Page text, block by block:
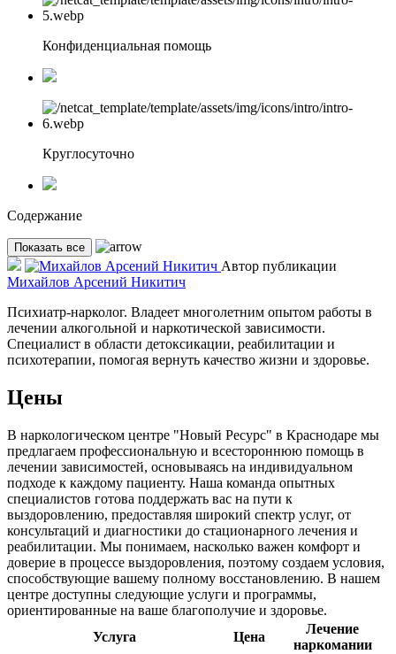
Конфиденциальная помощь
Круглосуточно
Содержание
Показать все
Автор публикации
Михайлов Арсений Никитич
Психиатр-нарколог. Владеет многолетним опытом работы в
лечении алкогольной и наркотической зависимости.
Специалист в области детоксикации, реабилитации и
психотерапии, помогая вернуть качество жизни и здоровье.
Цены
В наркологическом центре "Новый Ресурс" в Краснодаре мы
предлагаем профессиональную и всестороннюю помощь в
лечении зависимостей, основываясь на индивидуальном
подходе к каждому пациенту. Наша команда опытных
специалистов готова поддержать вас на пути к
выздоровлению, предоставляя широкий спектр услуг, от
консультаций и диагностики до стационарного лечения и
реабилитации. Мы понимаем, насколько важен комфорт и
доверие в процессе выздоровления, поэтому создаем условия,
способствующие вашему полному восстановлению. В нашем
центре доступны следующие услуги и программы,
ориентированные на ваше благополучие и здоровье.
Услуга
Цена
Лечение
наркомании